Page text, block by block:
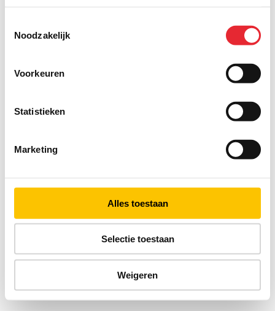
Noodzakelijk
Voorkeuren
Statistieken
Marketing
Alles toestaan
Selectie toestaan
Weigeren